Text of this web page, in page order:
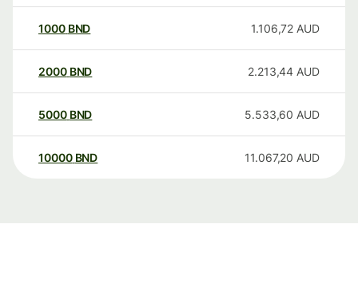
1000 BND 1.106,72 AUD
2000 BND 2.213,44 AUD
5000 BND 5.533,60 AUD
10000 BND 11.067,20 AUD